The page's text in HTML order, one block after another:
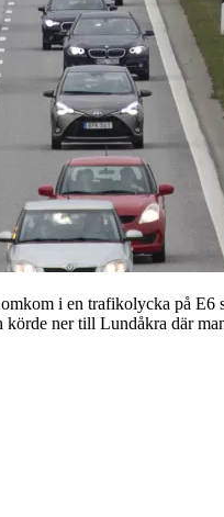
i en trafikolycka på
körde ner till Lundåkra där